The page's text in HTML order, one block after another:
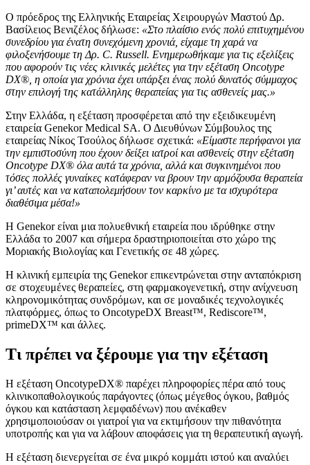
Ο πρόεδρος της Ελληνικής Εταιρείας Χειρουργών Μαστού Δρ.
Βασίλειος Βενιζέλος δήλωσε: «Στo πλαίσιo ενός πολύ επιτυχημένου
συνεδρίου για ένατη συνεχόμενη χρονιά, είχαμε τη χαρά να
φιλοξενήσουμε τη Δρ. C. Russell. Ενημερωθήκαμε για τις εξελίξεις
που αφορούν τις νέες κλινικές μελέτες για την εξέταση Oncotype
DX®, η οποία για χρόνια έχει υπάρξει ένας πολύ δυνατός σύμμαχος
στην επιλογή της κατάλληλης θεραπείας για τις ασθενείς μας.»
Στην Ελλάδα, η εξέταση προσφέρεται από την εξειδικευμένη
εταιρεία Genekor Medical SA. Ο Διευθύνων Σύμβουλος της
εταιρείας Νίκος Τσούλος δήλωσε σχετικά: «Είμαστε περήφανοι για
την εμπιστοσύνη που έχουν δείξει ιατροί και ασθενείς στην εξέταση
Oncotype DX® όλα αυτά τα χρόνια, αλλά και συγκινημένοι που
τόσες πολλές γυναίκες κατάφεραν να βρουν την αρμόζουσα θεραπεία
γι’ αυτές και να καταπολεμήσουν τον καρκίνο με τα ισχυρότερα
διαθέσιμα μέσα!»
Η Genekor είναι μια πολυεθνική εταιρεία που ιδρύθηκε στην
Ελλάδα το 2007 και σήμερα δραστηριοποιείται στο χώρο της
Μοριακής Βιολογίας και Γενετικής σε 48 χώρες.
Η κλινική εμπειρία της Genekor επικεντρώνεται στην ανταπόκριση
σε στοχευμένες θεραπείες, στη φαρμακογενετική, στην ανίχνευση
κληρονομικότητας συνδρόμων, και σε μοναδικές τεχνολογικές
πλατφόρμες, όπως το OncotypeDX Breast™, Rediscore™,
primeDX™ και άλλες.
Τι πρέπει να ξέρουμε για την εξέταση
Η εξέταση OncotypeDX® παρέχει πληροφορίες πέρα από τους
κλινικοπαθολογικούς παράγοντες (όπως μέγεθος όγκου, βαθμός
όγκου και κατάσταση λεμφαδένων) που ανέκαθεν
χρησιμοποιούσαν οι γιατροί για να εκτιμήσουν την πιθανότητα
υποτροπής και για να λάβουν αποφάσεις για τη θεραπευτική αγωγή.
Η εξέταση διενεργείται σε ένα μικρό κομμάτι ιστού και αναλύει